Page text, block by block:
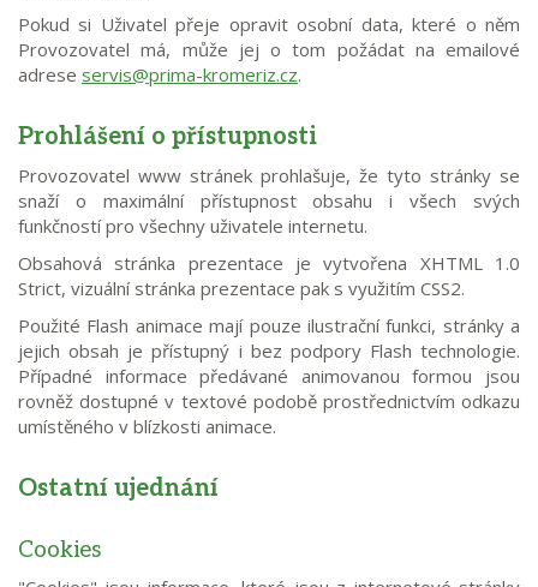
Pokud si Uživatel přeje opravit osobní data, které o něm
Provozovatel má, může jej o tom požádat na emailové
adrese servis@prima-kromeriz.cz.
Prohlášení o přístupnosti
Provozovatel www stránek prohlašuje, že tyto stránky se
snaží o maximální přístupnost obsahu i všech svých
funkčností pro všechny uživatele internetu.
Obsahová stránka prezentace je vytvořena XHTML 1.0
Strict, vizuální stránka prezentace pak s využitím CSS2.
Použité Flash animace mají pouze ilustrační funkci, stránky a
jejich obsah je přístupný i bez podpory Flash technologie.
Případné informace předávané animovanou formou jsou
rovněž dostupné v textové podobě prostřednictvím odkazu
umístěného v blízkosti animace.
Ostatní ujednání
Cookies